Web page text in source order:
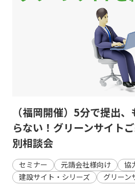
（福岡開催）5分で提出
らない！グリーンサイト
別相談会
セミナー 元請会社様向け
協
建設サイト・シリーズ
グリーン